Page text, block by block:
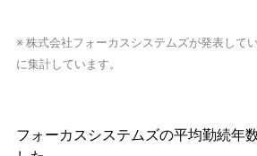
※ 株式会社フォーカスシステムズが発表して
に集計しています。
フォーカスシステムズの平均勤続年